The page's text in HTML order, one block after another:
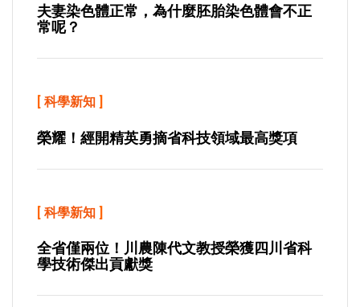
夫妻染色體正常，為什麼胚胎染色體會不正
常呢？
[ 科學新知 ]
榮耀！經開精英勇摘省科技領域最高獎項
[ 科學新知 ]
全省僅兩位！川農陳代文教授榮獲四川省科
學技術傑出貢獻獎